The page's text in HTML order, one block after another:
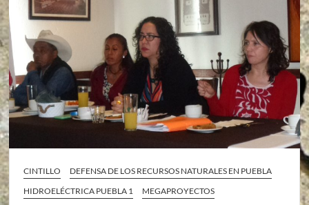
CINTILLO
DEFENSA DE LOS RECURSOS NATURALES EN PUEBLA
HIDROELÉCTRICA PUEBLA 1
MEGAPROYECTOS